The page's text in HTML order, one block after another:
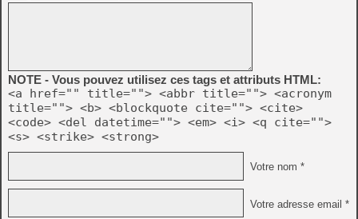
NOTE - Vous pouvez utilisez ces tags et attributs HTML:
<a href="" title=""> <abbr title=""> <acronym
title=""> <b> <blockquote cite=""> <cite>
<code> <del datetime=""> <em> <i> <q cite="">
<s> <strike> <strong>
Votre nom *
Votre adresse email *